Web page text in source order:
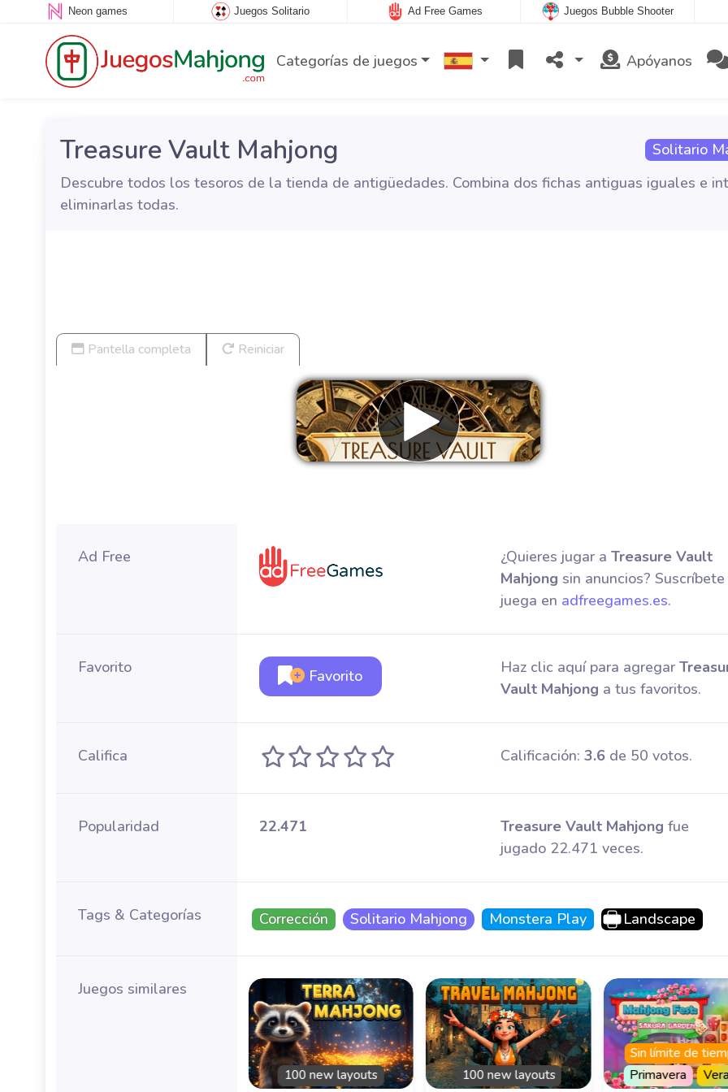
Neon games Juegos Solitario Ad Free Games Juegos Bubble Shooter
Categorías de juegos Apóyanos
Solitario
Treasure Vault Mahjong
Descubre todos los tesoros de la tienda de antigüedades. Combina dos fichas antiguas iguales e
eliminarlas todas.
Pantella completa Reiniciar
Ad Free ¿Quieres jugar a Treasure Vault
Mahjong sin anuncios? Suscríbete
juega en adfreegames.es.
Favorito Favorito Haz clic aquí para agregar
Vault Mahjong a tus favoritos.
Califica Calificación: 3.6de 50 votos.
Popularidad 22.471 Treasure Vault Mahjong fue
jugado 22.471 veces.
Tags & Categorías Corrección Solitario Mahjong Monstera Play Landscape
Juegos similares
100 new layouts 100 new layouts
Sin límite de
Primavera